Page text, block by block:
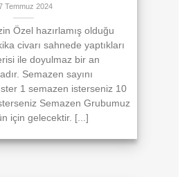
Temmuz 2024
Özel hazırlamış olduğu
civarı sahnede yaptıkları
ile doyulmaz bir an
Semazen sayını
1 semazen isterseniz 10
Semazen Grubumuz
için gelecektir. [...]